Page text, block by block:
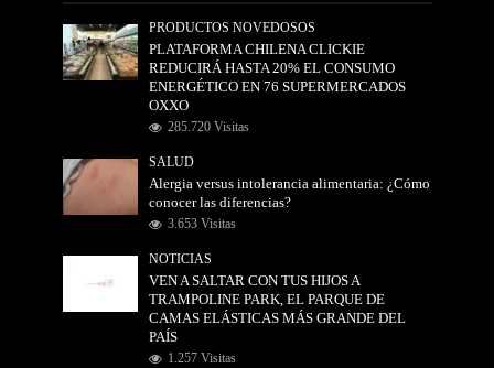
PRODUCTOS NOVEDOSOS
PLATAFORMA CHILENA CLICKIE
REDUCIRÁ HASTA 20% EL CONSUMO
ENERGÉTICO EN 76 SUPERMERCADOS
OXXO
285.720 Visitas
SALUD
Alergia versus intolerancia alimentaria: ¿Cómo
conocer las diferencias?
3.653 Visitas
NOTICIAS
VEN A SALTAR CON TUS HIJOS A
TRAMPOLINE PARK, EL PARQUE DE
CAMAS ELÁSTICAS MÁS GRANDE DEL
PAÍS
1.257 Visitas